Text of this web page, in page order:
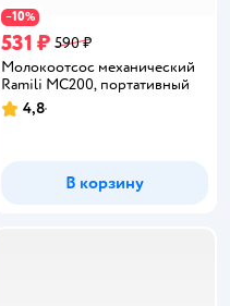
−10%
531 ₽ 590 ₽
Молокоотсос механический
Ramili MC200, портативный
Рейтинг:
4,8
В корзину